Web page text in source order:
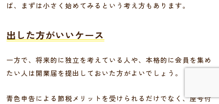
ば、まずは小さく始めてみるという考え方もあります。
出した方がいいケース
一方で、将来的に独立を考えている人や、本格的に会員を集め
たい人は開業届を提出しておいた方がよいでしょう。
青色申告による節税メリットを受けられるだけでなく、屋号付